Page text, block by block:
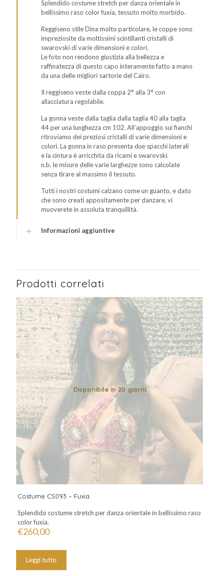
Splendido costume stretch per danza orientale in
bellissimo raso color fuxia, tessuto molto morbido.
Reggiseno stile Dina molto particolare, le coppe sono
impreziosite da moltissimi scintillanti cristalli di
swarovski di varie dimensioni e colori.
Le foto non rendono giustizia alla bellezza e
raffinatezza di questo capo interamente fatto a mano
da una delle migliori sartorie del Cairo.
Il reggiseno veste dalla coppa 2° alla 3° con
allacciatura regolabile.
La gonna veste dalla taglia dalla taglia 40 alla taglia
44 per una lunghezza cm 102. All’appoggio sui fianchi
ritroviamo dei preziosi cristalli di varie dimensioni e
colori. La gonna in raso presenta due spacchi laterali
e la cintura è arricchita da ricami e swarovski.
n.b. le misure delle varie larghezze sono calcolate
senza tirare al massimo il tessuto.
Tutti i nostri costumi calzano come un guanto, e dato
che sono creati appositamente per danzare, vi
muoverete in assoluta tranquillità.
Informazioni aggiuntive
Prodotti correlati
Disponibile in 20 giorni
Costume CS093 – Fuxia
Splendido costume stretch per danza orientale in bellissimo raso
color fuxia.
€260,00
Leggi tutto